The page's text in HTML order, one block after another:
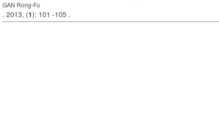
GAN Rong-Fu
. 2013, (1): 101 -105 .